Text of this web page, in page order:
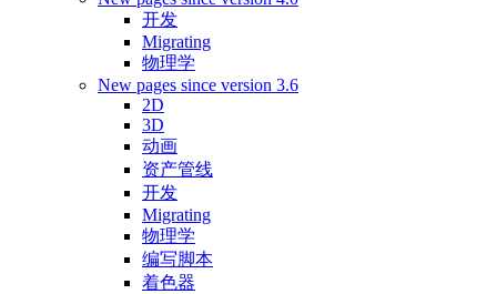
开发
Migrating
物理学
New pages since version 3.6
2D
3D
动画
资产管线
开发
Migrating
物理学
编写脚本
着色器